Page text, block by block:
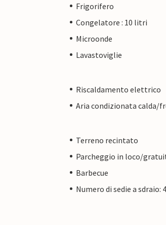
Frigorifero
Congelatore : 10 litri
Microonde
Lavastoviglie
Riscaldamento elettrico
Aria condizionata calda/
Terreno recintato
Parcheggio in loco/
Barbecue
Numero di sedie a sdraio: 4